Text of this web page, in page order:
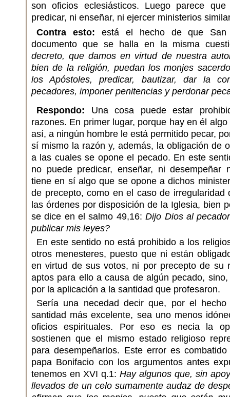
son oficios eclesiásticos. Luego parece
predicar, ni enseñar, ni ejercer ministerios
Contra esto: está el hecho de que
documento que se halla en la misma
decreto, que damos en virtud de nuestra
bien de la religión, puedan los monjes
los Apóstoles, predicar, bautizar, dar la
pecadores, imponer penitencias y perdonar
Respondo: Una cosa puede estar
razones. En primer lugar, porque hay en él
así, a ningún hombre le está permitido pecar,
sí mismo la razón y, además, la obligación de
a las cuales se opone el pecado. En este
no puede predicar, enseñar, ni desempeñar
tiene en sí algo que se opone a dichos
de precepto, como en el caso de irregularidad
las órdenes por disposición de la Iglesia, bien
se dice en el salmo 49,16:Dijo Dios al
publicar mis leyes?
En este sentido no está prohibido a los
otros menesteres, puesto que ni están
en virtud de sus votos, ni por precepto de su
aptos para ello a causa de algún pecado,
por la aplicación a la santidad que profesaron.
Sería una necedad decir que, por el
santidad más excelente, sea uno menos
oficios espirituales. Por eso es necia la
sostienen que el mismo estado religioso
para desempeñarlos. Este error es
papa Bonifacio con los argumentos antes
tenemos en XVI q.1: Hay algunos que, sin
llevados de un celo sumamente audaz de